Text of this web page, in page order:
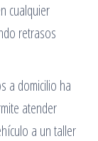
cualquier
retrasos
a domicilio ha
atender
a un taller